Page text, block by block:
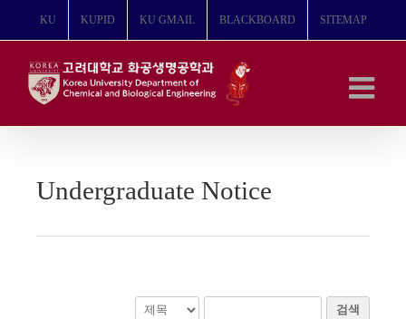
뛰
KU KUPID KU GMAIL BLACKBOARD SITEMAP
Undergraduate Notice
검색